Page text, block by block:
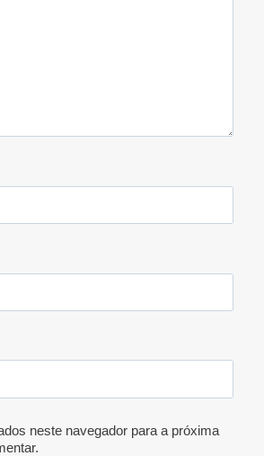
neste navegador para a próxima